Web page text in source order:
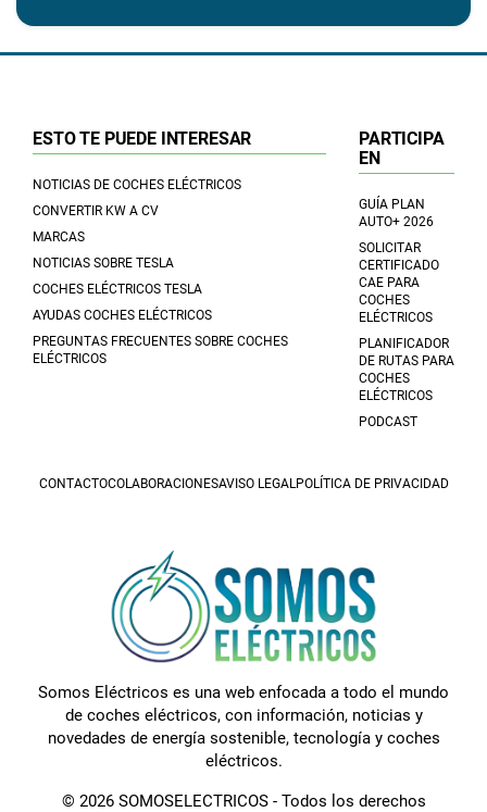
ESTO TE PUEDE INTERESAR
NOTICIAS DE COCHES ELÉCTRICOS
CONVERTIR KW A CV
MARCAS
NOTICIAS SOBRE TESLA
COCHES ELÉCTRICOS TESLA
AYUDAS COCHES ELÉCTRICOS
PREGUNTAS FRECUENTES SOBRE COCHES
ELÉCTRICOS
PARTICIPA
EN
GUÍA PLAN
AUTO+ 2026
SOLICITAR
CERTIFICADO
CAE PARA
COCHES
ELÉCTRICOS
PLANIFICADOR
DE RUTAS PARA
COCHES
ELÉCTRICOS
PODCAST
CONTACTOCOLABORACIONESAVISO LEGALPOLÍTICA DE PRIVACIDAD
Somos Eléctricos es una web enfocada a todo el mundo
de coches eléctricos, con información, noticias y
novedades de energía sostenible, tecnología y coches
eléctricos.
© 2026 SOMOSELECTRICOS - Todos los derechos